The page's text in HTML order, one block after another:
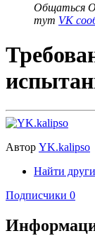
Общаться
тут VK
Автор YK.kalipso
Найти
Подписчики 0